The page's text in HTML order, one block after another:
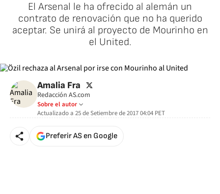
El Arsenal le ha ofrecido al alemán un
contrato de renovación que no ha querido
aceptar. Se unirá al proyecto de Mourinho en
el United.
Amalia Fra twitter
Redacción AS.com
Sobre el autor
Actualizado a 25 de Setiembre de 2017 04:04 PET
Preferir AS en Google